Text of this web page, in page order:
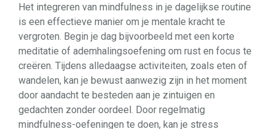
Het integreren van mindfulness in je dagelijkse routine
is een effectieve manier om je mentale kracht te
vergroten. Begin je dag bijvoorbeeld met een korte
meditatie of ademhalingsoefening om rust en focus te
creëren. Tijdens alledaagse activiteiten, zoals eten of
wandelen, kan je bewust aanwezig zijn in het moment
door aandacht te besteden aan je zintuigen en
gedachten zonder oordeel. Door regelmatig
mindfulness-oefeningen te doen, kan je stress